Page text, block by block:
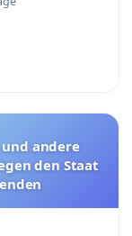
und andere
den Staat